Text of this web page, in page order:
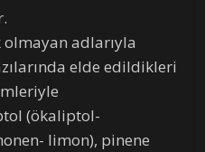
adlarıyla
elde edildikleri
(ökaliptol-
limon), pinene